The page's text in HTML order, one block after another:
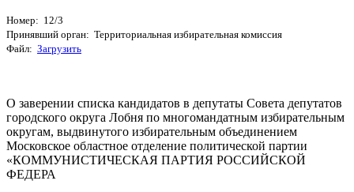
Номер: 12/3
Принявший орган: Территориальная избирательная комиссия
Файл: Загрузить
О заверении списка кандидатов в депутаты Совета депутатов
городского округа Лобня по многомандатным избирательным
округам, выдвинутого избирательным объединением
Московское областное отделение политической партии
«КОММУНИСТИЧЕСКАЯ ПАРТИЯ РОССИЙСКОЙ
ФЕДЕРА